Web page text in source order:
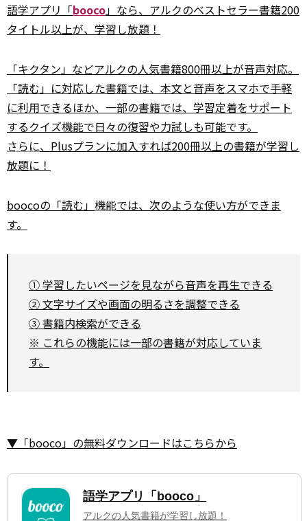
語学アプリ「booco」なら、アルクのベストセラー書籍200
タイトル以上が、学習し放題！
「キクタン」などアルクの人気書籍800冊以上が音声対応。
「読む」に対応した書籍では、本文と音声をスマホで手軽
に利用できるほか、一部の書籍では、学習定着をサポート
するクイズ機能で日々の復習や力試しも可能です。
さらに、Plusプランに加入すれば200冊以上の書籍が学習し
放題に！
boocoの「読む」 機能では、次のような使い方ができま
す。
① 学習したいページを見ながら音声を再生できる
② 文字サイズや画面の明るさを調整できる
③ 書籍内検索ができる
※ これらの機能には一部の書籍が対応していま
す。
▼「booco」の無料ダウンロードはこちらから